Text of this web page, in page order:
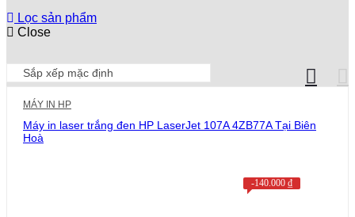
Lọc sản phẩm
Close
MÁY IN HP
Máy in laser trắng đen HP LaserJet 107A 4ZB77A Tại Biên
Hoà
-140.000 ₫